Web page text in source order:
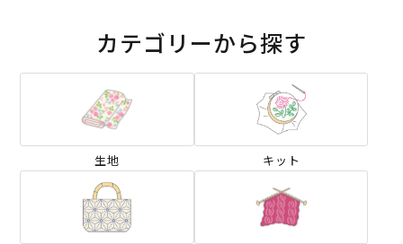
カテゴリーから探す
生地 キット